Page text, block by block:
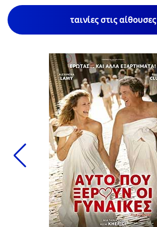
ταινίες στις αίθουσες